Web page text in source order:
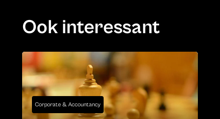
Ook interessant
Corporate & Accountancy